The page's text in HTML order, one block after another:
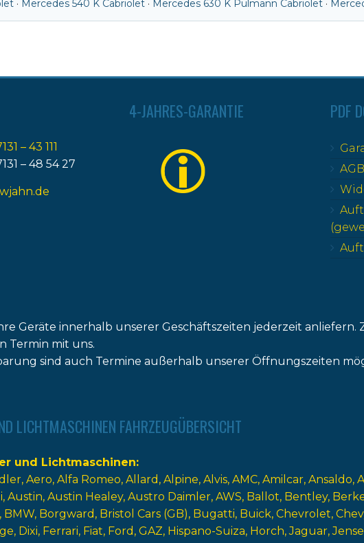
· Mercedes 540 K Cabriolet · Mercedes 630 K Pulmann Cabriolet ·
– 43 111
– 48 54 27
4-JAHRES-GARANTIE PDF
AGB
Geräte innerhalb unserer Geschäftszeiten jederzeit
Termin mit uns.
sind auch Termine außerhalb unserer Öffnungszeiten
LICHTMASCHINEN FAHRZEUGÜBERSICHT
und Lichtmaschinen
Aero Alfa Romeo Allard Alpine Alvis AMC Amilcar Ansaldo
Austin Austin Healey Austro Daimler AWS Ballot Bentley
BMW Borgward Bristol Cars (GB) Bugatti Buick Chevrolet
Dixi Ferrari Fiat Ford GAZ Hispano-Suiza Horch Jaguar